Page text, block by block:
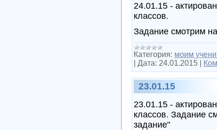
24.01.15 -
классов.
Задание смотрим
Категория: моим
Дата: 24.01.2015
23.01.15
23.01.15 -
классов. Задание
задание"